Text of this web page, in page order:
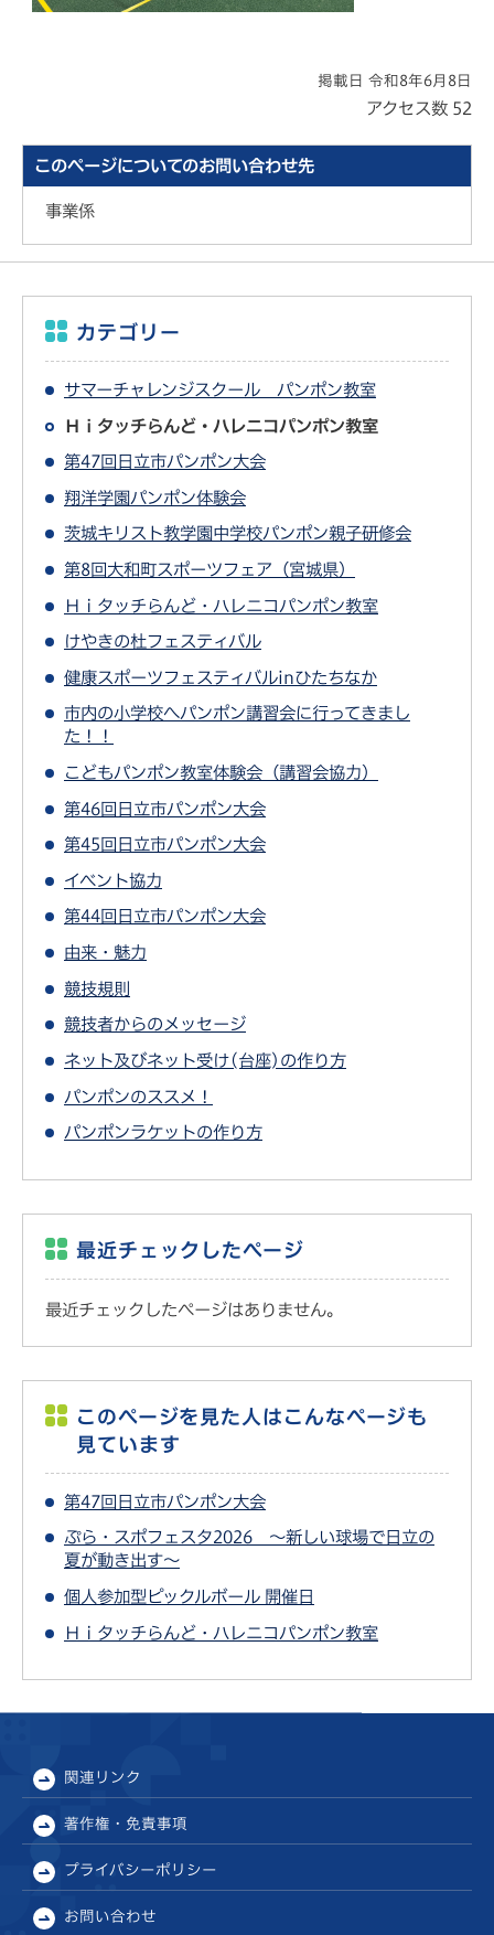
掲載日 令和8年6月8日
アクセス数 52
このページについてのお問い合わせ先
事業係
カテゴリー
サマーチャレンジスクール パンポン教室
Ｈｉタッチらんど・ハレニコパンポン教室
第47回日立市パンポン大会
翔洋学園パンポン体験会
茨城キリスト教学園中学校パンポン親子研修会
第8回大和町スポーツフェア（宮城県）
Ｈｉタッチらんど・ハレニコパンポン教室
けやきの杜フェスティバル
健康スポーツフェスティバルinひたちなか
市内の小学校へパンポン講習会に行ってきまし
た！！
こどもパンポン教室体験会（講習会協力）
第46回日立市パンポン大会
第45回日立市パンポン大会
イベント協力
第44回日立市パンポン大会
由来・魅力
競技規則
競技者からのメッセージ
ネット及びネット受け(台座)の作り方
パンポンのススメ！
パンポンラケットの作り方
最近チェックしたページ
最近チェックしたページはありません。
このページを見た人はこんなページも
見ています
第47回日立市パンポン大会
ぷら・スポフェスタ2026 ～新しい球場で日立の
夏が動き出す～
個人参加型ピックルボール 開催日
Ｈｉタッチらんど・ハレニコパンポン教室
関連リンク
著作権・免責事項
プライバシーポリシー
お問い合わせ